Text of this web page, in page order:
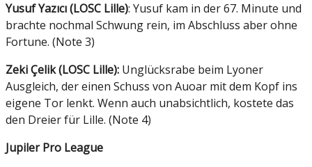
Yusuf Yazıcı (LOSC Lille): Yusuf kam in der 67. Minute und
brachte nochmal Schwung rein, im Abschluss aber ohne
Fortune. (Note 3)
Zeki Çelik (LOSC Lille): Unglücksrabe beim Lyoner
Ausgleich, der einen Schuss von Auoar mit dem Kopf ins
eigene Tor lenkt. Wenn auch unabsichtlich, kostete das
den Dreier für Lille. (Note 4)
Jupiler Pro League